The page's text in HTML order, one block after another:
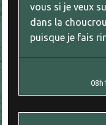
vous si je veux
dans la
puisque je fais